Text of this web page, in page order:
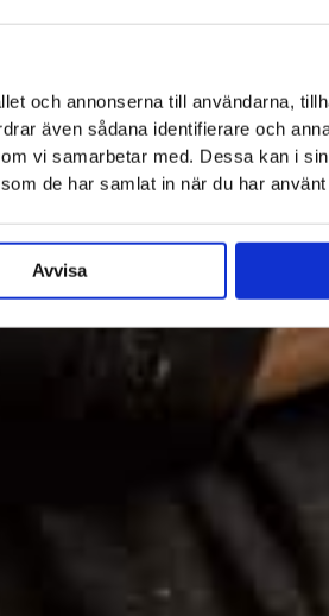
och annonserna till användarna,
även sådana identifierare och
vi samarbetar med. Dessa kan i
de har samlat in när du har
Avvisa